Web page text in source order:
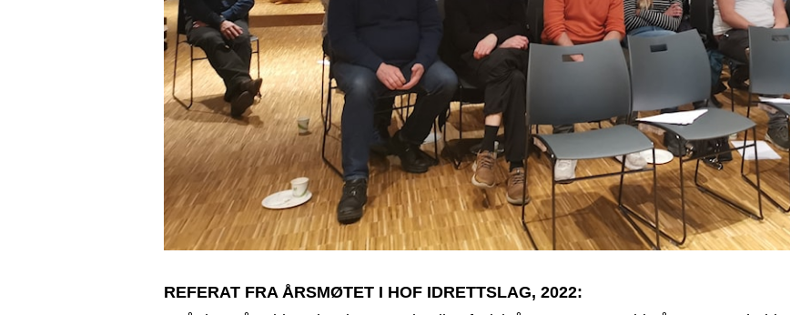
REFERAT FRA ÅRSMØTET I HOF IDRETTSLAG, 2022: